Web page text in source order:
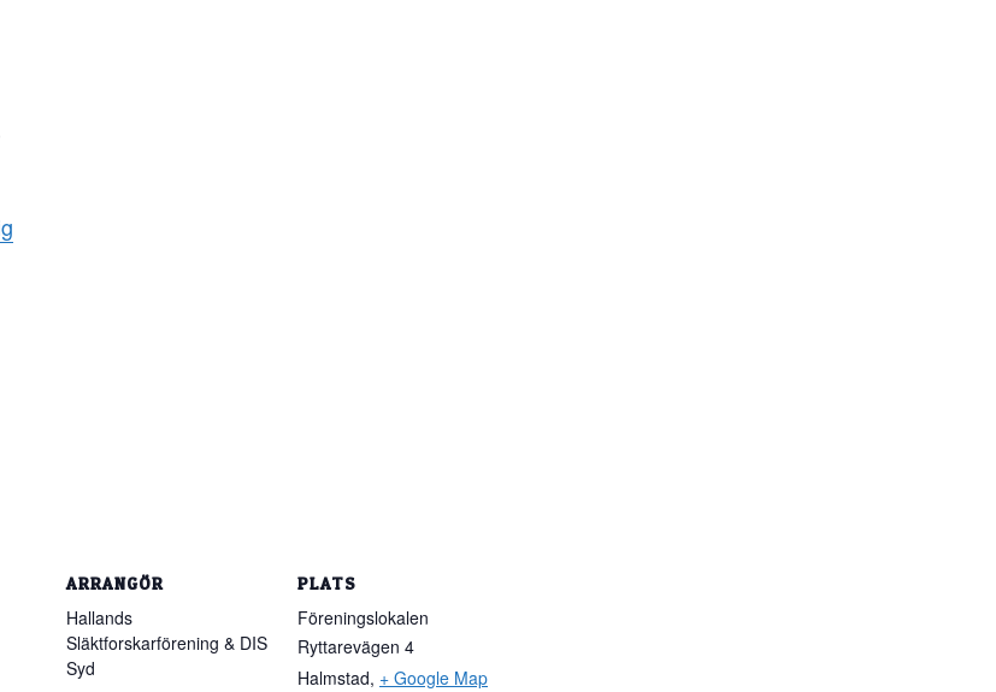
ARRANGÖR
Hallands
Släktforskarförening & DIS
Syd
PLATS
Föreningslokalen
Ryttarevägen 4
Halmstad, + Google Map